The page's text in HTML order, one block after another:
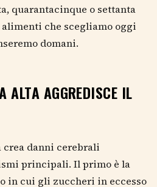
quarantacinque o settanta
che scegliamo oggi
domani.
ALTA AGGREDISCE IL
danni cerebrali
principali. Il primo è la
in cui gli zuccheri in eccesso